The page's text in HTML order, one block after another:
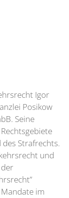
Igor
Posikow
Seine
Strafrechts.
und
im